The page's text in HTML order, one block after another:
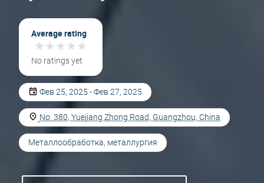
Average rating
★★★★★
★★★★★
No ratings yet
Фев 25, 2025 - Фев 27, 2025
No. 380, Yuejiang Zhong Road, Guangzhou, China
Металлообработка, металлургия